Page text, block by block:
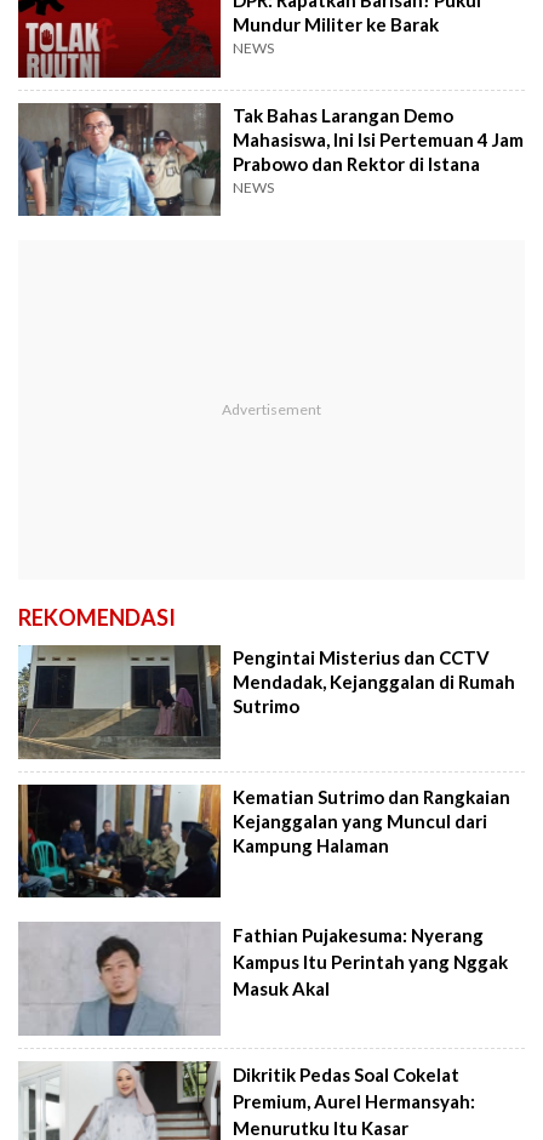
Mundur Militer ke Barak
NEWS
Tak Bahas Larangan Demo
Mahasiswa, Ini Isi Pertemuan 4 Jam
Prabowo dan Rektor di Istana
NEWS
REKOMENDASI
Pengintai Misterius dan CCTV
Mendadak, Kejanggalan di Rumah
Sutrimo
Kematian Sutrimo dan Rangkaian
Kejanggalan yang Muncul dari
Kampung Halaman
Fathian Pujakesuma: Nyerang
Kampus Itu Perintah yang Nggak
Masuk Akal
Dikritik Pedas Soal Cokelat
Premium, Aurel Hermansyah:
Menurutku Itu Kasar